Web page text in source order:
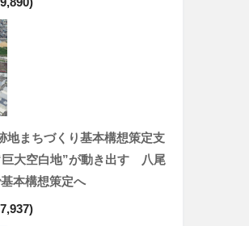
地まちづくり基本構想策定支
巨大空白地”が動き出す 八尾
本構想策定へ